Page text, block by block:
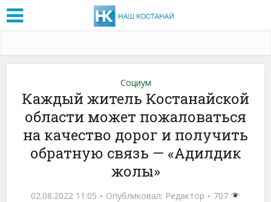
Социум
Каждый житель Костанайской
области может пожаловаться
на качество дорог и получить
обратную связь — «Адилдик
жолы»
02.08.2022 11:05 Опубликовал: Редактор
707